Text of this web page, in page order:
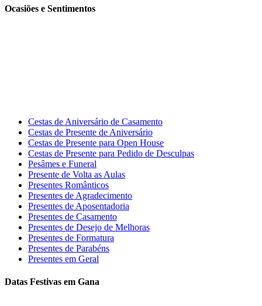
Ocasiões e Sentimentos
Cestas de Aniversário de Casamento
Cestas de Presente de Aniversário
Cestas de Presente para Open House
Cestas de Presente para Pedido de Desculpas
Pesâmes e Funeral
Presente de Volta as Aulas
Presentes Românticos
Presentes de Agradecimento
Presentes de Aposentadoria
Presentes de Casamento
Presentes de Desejo de Melhoras
Presentes de Formatura
Presentes de Parabéns
Presentes em Geral
Datas Festivas em Gana